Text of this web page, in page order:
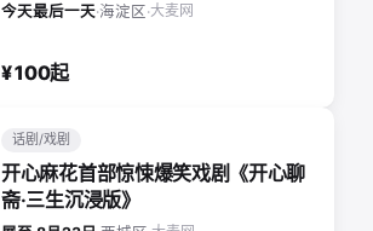
今天最后一天·海淀区·大麦网
¥100起
话剧/戏剧
开心麻花首部惊悚爆笑戏剧《开心聊
斋·三生沉浸版》